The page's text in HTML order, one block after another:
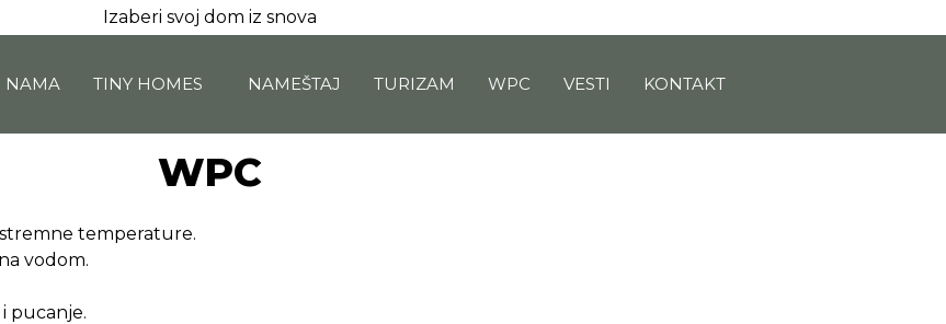
Izaberi svoj dom iz snova
NAMA TINY HOMES NAMEŠTAJ TURIZAM WPC VESTI KONTAKT
WPC
temperature.
vodom.
pucanje.